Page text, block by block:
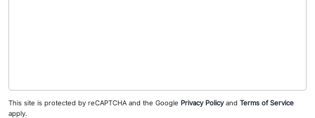
This site is protected by reCAPTCHA and the Google Privacy Policyand Terms of Service
apply.